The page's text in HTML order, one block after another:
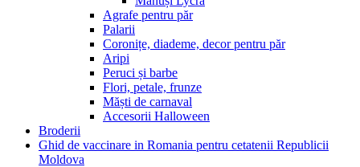
Agrafe pentru păr
Palarii
Coronițe, diademe, decor pentru păr
Aripi
Peruci și barbe
Flori, petale, frunze
Măști de carnaval
Accesorii Halloween
Broderii
Ghid de vaccinare in Romania pentru cetatenii Republicii
Moldova